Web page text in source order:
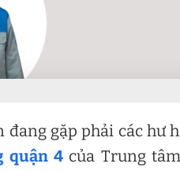
đang gặp phải các hư
quận 4 của Trung